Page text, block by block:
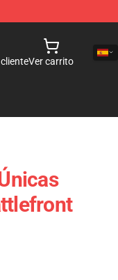
Ver carrito